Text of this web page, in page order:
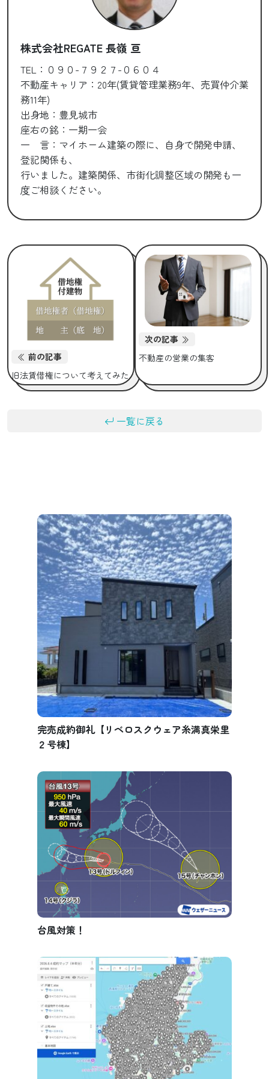
株式会社REGATE 長嶺 亘
TEL：０９０-７９２７-０６０４
不動産キャリア：20年(賃貸管理業務9年、売買仲介業
務11年)
出身地：豊見城市
座右の銘：一期一会
一 言：マイホーム建築の際に、自身で開発申請、
登記関係も、
行いました。建築関係、市街化調整区域の開発も一
度ご相談ください。
前の記事
旧法賃借権について考えてみた
次の記事
不動産の営業の集客
一覧に戻る
完売成約御礼【リベロスクウェア糸満真栄里
２号棟】
台風対策！